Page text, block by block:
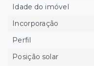
Idade do imóvel
Incorporação
Perfil
Posição solar